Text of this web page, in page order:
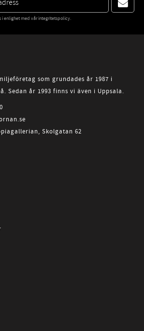
i enlighet med vårintegritetspolicy.
som grundades år 1987 i
Sedan år 1993 finns vi även i Uppsala.
Skolgatan 62